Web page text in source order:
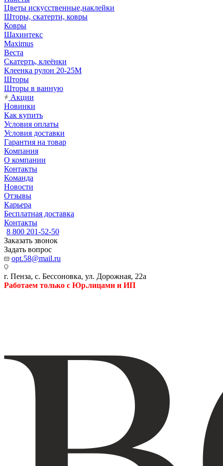
Цветы искусственные,наклейки
Шторы, скатерти, ковры
Ковры
Шахинтекс
Maximus
Веста
Скатерть, клеёнки
Клеенка рулон 20-25М
Шторы
Шторы в ванную
Акции
Новинки
Как купить
Условия оплаты
Условия доставки
Гарантия на товар
Компания
О компании
Контакты
Команда
Новости
Отзывы
Карьера
Бесплатная доставка
Контакты
8 800 201-52-50
Заказать звонок
Задать вопрос
opt.58@mail.ru
г. Пенза, с. Бессоновка, ул. Дорожная, 22а
Работаем только с Юр.лицами и ИП